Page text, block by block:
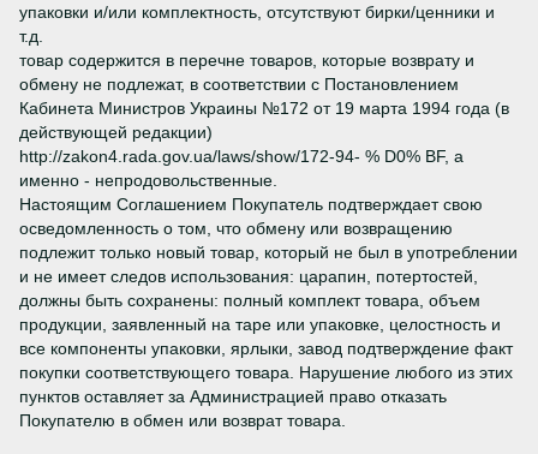
упаковки и/или комплектность, отсутствуют бирки/ценники и
т.д.
товар содержится в перечне товаров, которые возврату и
обмену не подлежат, в соответствии с Постановлением
Кабинета Министров Украины №172 от 19 марта 1994 года (в
действующей редакции)
http://zakon4.rada.gov.ua/laws/show/172-94- % D0% BF, а
именно - непродовольственные.
Настоящим Соглашением Покупатель подтверждает свою
осведомленность о том, что обмену или возвращению
подлежит только новый товар, который не был в употреблении
и не имеет следов использования: царапин, потертостей,
должны быть сохранены: полный комплект товара, объем
продукции, заявленный на таре или упаковке, целостность и
все компоненты упаковки, ярлыки, завод подтверждение факт
покупки соответствующего товара. Нарушение любого из этих
пунктов оставляет за Администрацией право отказать
Покупателю в обмен или возврат товара.